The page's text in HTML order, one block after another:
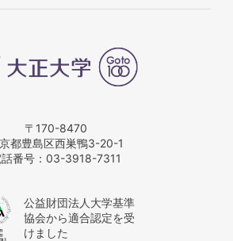
〒170-8470
都豊島区西巣鴨3-20-1
番号： 03-3918-7311
公益財団法人大学基準
協会から適合認定を受
けました